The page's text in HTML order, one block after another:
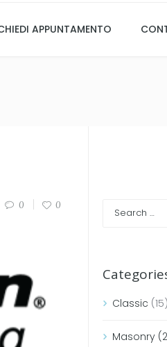
APPUNTAMENTO
0 0
Classic (15)
Masonry